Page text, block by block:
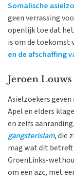
Somalische
geen verrassing
openlijk toe dat
is om de toekomst
en de afschaffing
Jeroen Louws
Asielzoekers geven
Apel en elders
en zelfs
gangsterislam, die
mag wat dit
GroenLinks-
om een azc, met